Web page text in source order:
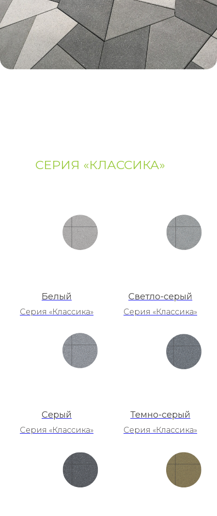
СЕРИЯ «КЛАССИКА»
Белый
Серия «Классика»
Светло-серый
Серия «Классика»
Серый
Серия «Классика»
Темно-серый
Серия «Классика»